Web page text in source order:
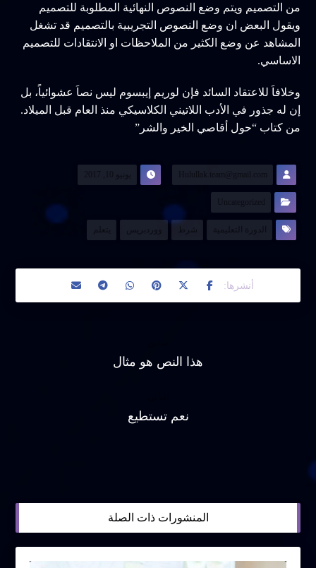
من التصميم ويتم وضع النصوص النهائية المطلوبة للتصميم
ويقول البعض ان وضع النصوص التجريبية بالتصميم قد تشغل
المشاهد عن وضع الكثير من الملاحظات او الانتقادات للتصميم
الاساسي.
وخلافاَ للاعتقاد السائد فإن لوريم إيبسوم ليس نصاَ عشوائياً، بل
إن له جذور في الأدب اللاتيني الكلاسيكي منذ العام قبل الميلاد.
من كتاب “حول أقاصي الخير والشر”
Hulullak.team@gmail.com يونيو 10, 2017
Uncategorized
الدورة التعليمية شرط ووردبريس يتعلم
هذا النص هو مثال
نعم تستطيع
المنشورات ذات الصلة